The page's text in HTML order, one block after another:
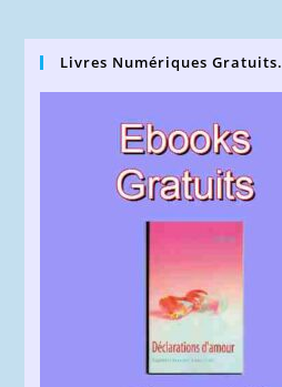
Livres Numériques Gratuits.